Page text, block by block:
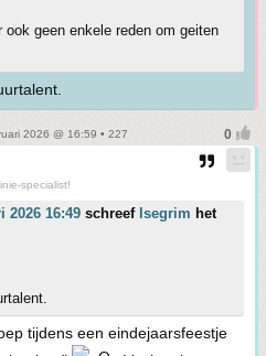
geen enkele reden om geiten
2026 @ 16:59 • 227
specialist!
2026 16:49 schreef Isegrim het
tijdens een eindejaarsfeestje